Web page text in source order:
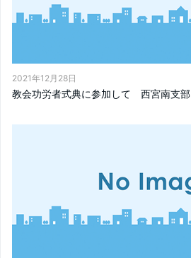
2021年12月28日
教会功労者式典に参加して 西宮南支部